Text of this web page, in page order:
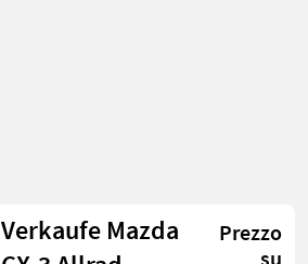
Verkaufe Mazda
Prezzo
su